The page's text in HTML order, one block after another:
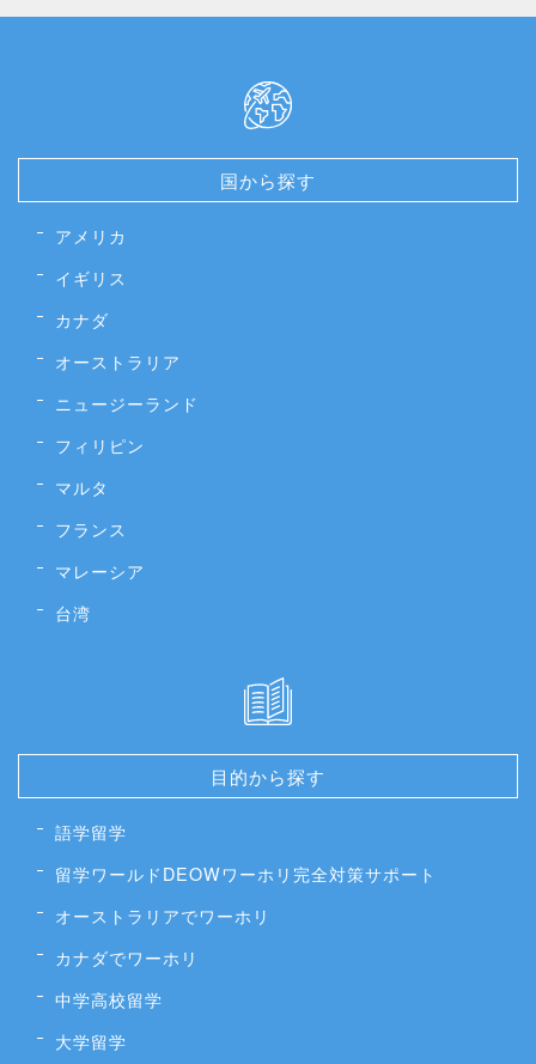
国から探す
アメリカ
イギリス
カナダ
オーストラリア
ニュージーランド
フィリピン
マルタ
フランス
マレーシア
台湾
目的から探す
語学留学
留学ワールドDEOWワーホリ完全対策サポート
オーストラリアでワーホリ
カナダでワーホリ
中学高校留学
大学留学